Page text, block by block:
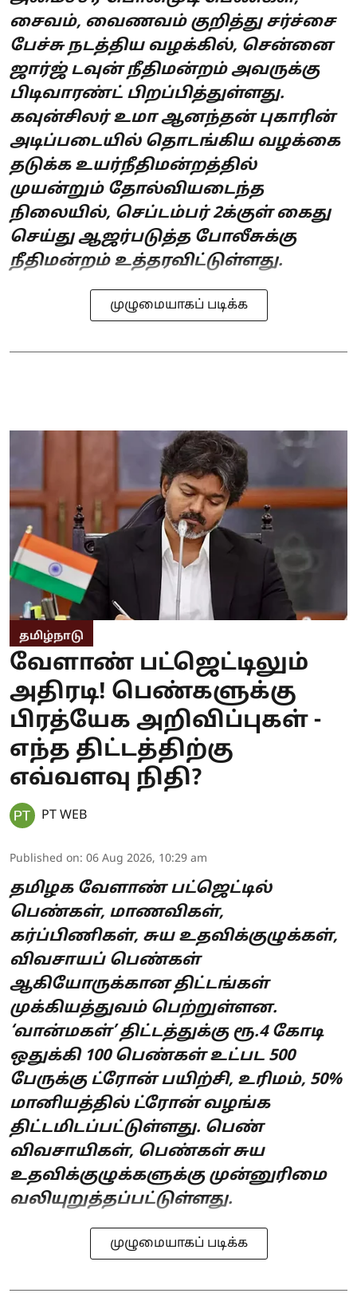
சைவம், வைணவம் குறித்து சர்ச்சை
பேச்சு நடத்திய வழக்கில், சென்னை
ஜார்ஜ் டவுன் நீதிமன்றம் அவருக்கு
பிடிவாரண்ட் பிறப்பித்துள்ளது.
கவுன்சிலர் உமா ஆனந்தன் புகாரின்
அடிப்படையில் தொடங்கிய வழக்கை
தடுக்க உயர்நீதிமன்றத்தில்
முயன்றும் தோல்வியடைந்த
நிலையில், செப்டம்பர் 2க்குள் கைது
செய்து ஆஜர்படுத்த போலீசுக்கு
நீதிமன்றம் உத்தரவிட்டுள்ளது.
முழுமையாகப் படிக்க
தமிழ்நாடு
வேளாண் பட்ஜெட்டிலும்
அதிரடி! பெண்களுக்கு
பிரத்யேக அறிவிப்புகள் -
எந்த திட்டத்திற்கு
எவ்வளவு நிதி?
PT WEB
Published on: 06 Aug 2026, 10:29 am
தமிழக வேளாண் பட்ஜெட்டில்
பெண்கள், மாணவிகள்,
கர்ப்பிணிகள், சுய உதவிக்குழுக்கள்,
விவசாயப் பெண்கள்
ஆகியோருக்கான திட்டங்கள்
முக்கியத்துவம் பெற்றுள்ளன.
‘வான்மகள்’ திட்டத்துக்கு ரூ.4 கோடி
ஒதுக்கி 100 பெண்கள் உட்பட 500
பேருக்கு ட்ரோன் பயிற்சி, உரிமம், 50%
மானியத்தில் ட்ரோன் வழங்க
திட்டமிடப்பட்டுள்ளது. பெண்
விவசாயிகள், பெண்கள் சுய
உதவிக்குழுக்களுக்கு முன்னுரிமை
வலியுறுத்தப்பட்டுள்ளது.
முழுமையாகப் படிக்க